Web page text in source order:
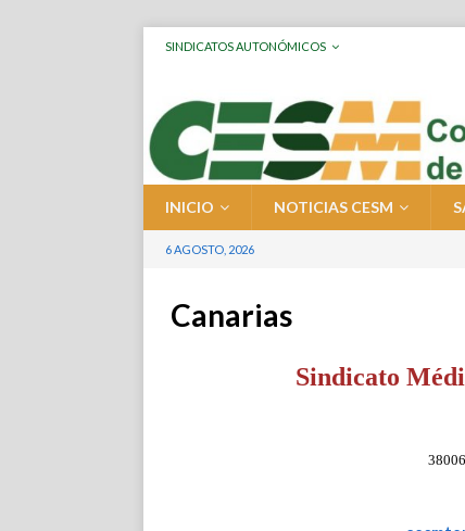
SINDICATOS AUTONÓMICOS
INICIO NOTICIAS CESM
6 AGOSTO, 2026
Canarias
Sindicato